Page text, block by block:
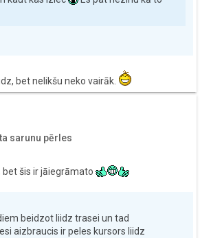
bet nelikšu neko vairāk.
sarunu pērles
šis ir jāiegrāmato
beidzot liidz trasei un tad
aizbraucis ir peles kursors liidz